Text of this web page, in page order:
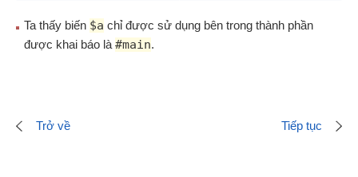
Ta thấy biến $a chỉ được sử dụng bên trong thành phần
được khai báo là #main.
Trở về Tiếp tục